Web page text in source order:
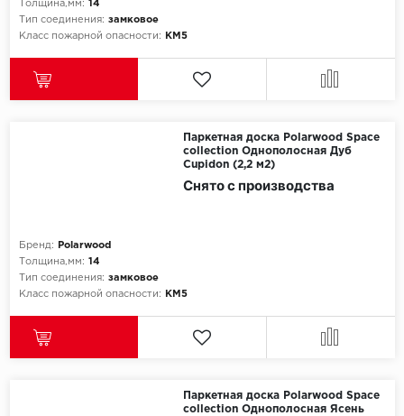
Толщина,мм: 14
Тип соединения: замковое
Класс пожарной опасности:
КМ5
Паркетная доска Polarwood Space
collection Однополосная Дуб
Cupidon (2,2 м2)
Бренд:
Polarwood
Толщина,мм: 14
Тип соединения: замковое
Класс пожарной опасности:
КМ5
Снято с производства
Паркетная доска Polarwood Space
collection Однополосная Ясень